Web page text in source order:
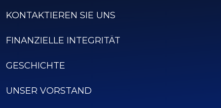
KONTAKTIEREN SIE UNS
FINANZIELLE INTEGRITÄT
GESCHICHTE
UNSER VORSTAND